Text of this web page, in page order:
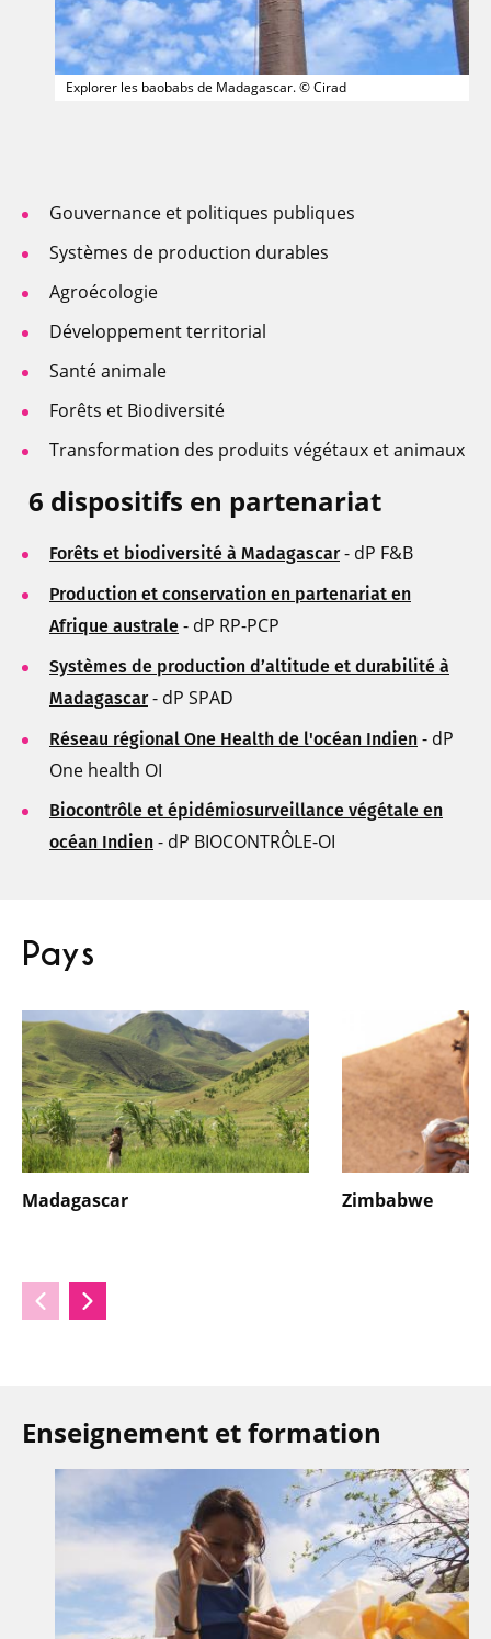
Explorer les baobabs de Madagascar. © Cirad
Gouvernance et politiques publiques
Systèmes de production durables
Agroécologie
Développement territorial
Santé animale
Forêts et Biodiversité
Transformation des produits végétaux et animaux
6 dispositifs en partenariat
Forêts et biodiversité à Madagascar- dP F&B
Production et conservation en partenariat en
Afrique australe - dP RP-PCP
Systèmes de production d’altitude et durabilité à
Madagascar- dP SPAD
Réseau régional One Health de l'océan Indien - dP
One health OI
Biocontrôle et épidémiosurveillance végétale en
océan Indien - dP BIOCONTRÔLE-OI
Pays
Madagascar Zimbabwe
Enseignement et formation